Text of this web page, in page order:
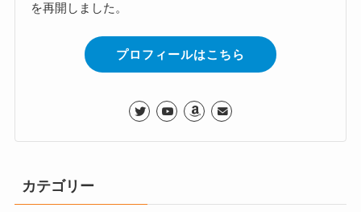
を再開しました。
プロフィールはこちら
カテゴリー